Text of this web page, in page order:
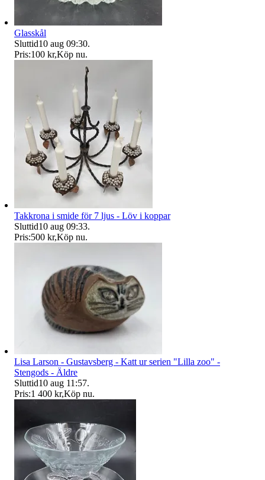
Glasskål
Sluttid10 aug 09:30.
Pris:100 kr,Köp nu.
Takkrona i smide för 7 ljus - Löv i koppar
Sluttid10 aug 09:33.
Pris:500 kr,Köp nu.
Lisa Larson - Gustavsberg - Katt ur serien "Lilla zoo" -
Stengods - Äldre
Sluttid10 aug 11:57.
Pris:1 400 kr,Köp nu.